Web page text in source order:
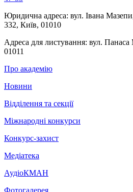
Юридична адреса: вул. Івана
332, Київ, 01010
Адреса для листування: вул. Панаса
01011
Про академію
Новини
Відділення та секції
Міжнародні конкурси
Конкурс-захист
Медіатека
АудіоКМАН